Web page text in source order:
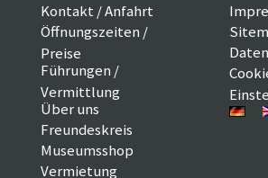
Kontakt / Anfahrt
Öffnungszeiten /
Preise
Führungen /
Vermittlung
Über uns
Freundeskreis
Museumsshop
Vermietung